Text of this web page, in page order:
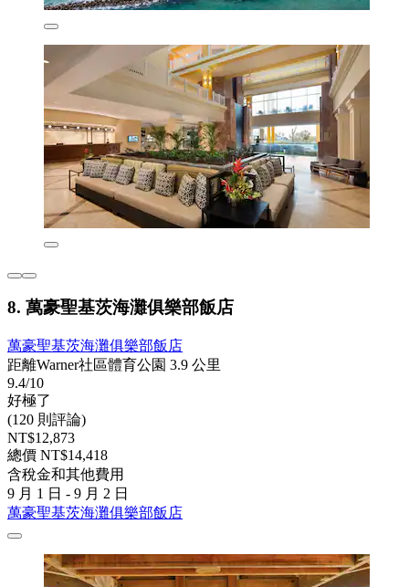
8. 萬豪聖基茨海灘俱樂部飯店
萬豪聖基茨海灘俱樂部飯店
距離Warner社區體育公園 3.9 公里
9.4/10
好極了
(120 則評論)
NT$12,873
總價 NT$14,418
含稅金和其他費用
9 月 1 日 - 9 月 2 日
萬豪聖基茨海灘俱樂部飯店